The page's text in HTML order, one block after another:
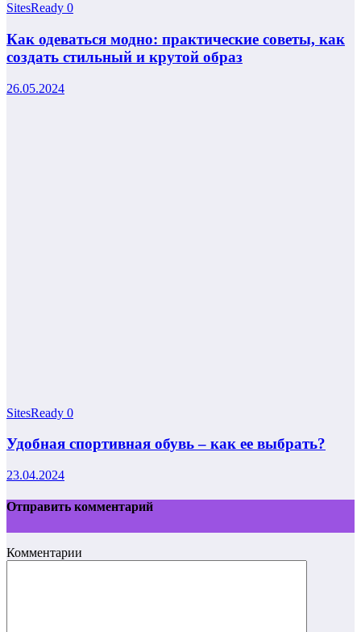
SitesReady 0
Как одеваться модно: практические советы, как
создать стильный и крутой образ
26.05.2024
SitesReady 0
Удобная спортивная обувь – как ее выбрать?
23.04.2024
Отправить комментарий
Комментарии